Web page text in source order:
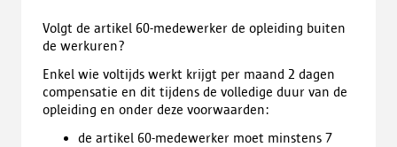
Volgt de artikel 60-medewerker de opleiding buiten
de werkuren?
Enkel wie voltijds werkt krijgt per maand 2 dagen
compensatie en dit tijdens de volledige duur van de
opleiding en onder deze voorwaarden:
de artikel 60-medewerker moet minstens 7